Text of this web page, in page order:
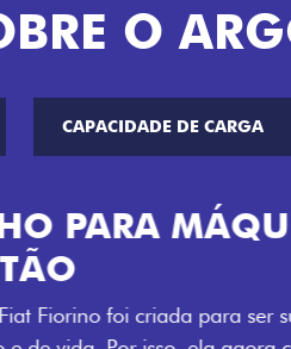
O
CAPACIDADE DE CARGA